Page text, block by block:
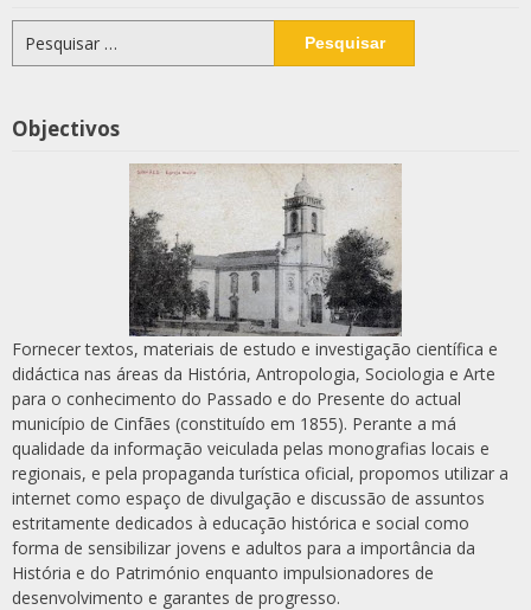
por:
Objectivos
Fornecer textos, materiais de estudo e investigação científica e
didáctica nas áreas da História, Antropologia, Sociologia e Arte
para o conhecimento do Passado e do Presente do actual
município de Cinfães (constituído em 1855). Perante a má
qualidade da informação veiculada pelas monografias locais e
regionais, e pela propaganda turística oficial, propomos utilizar a
internet como espaço de divulgação e discussão de assuntos
estritamente dedicados à educação histórica e social como
forma de sensibilizar jovens e adultos para a importância da
História e do Património enquanto impulsionadores de
desenvolvimento e garantes de progresso.